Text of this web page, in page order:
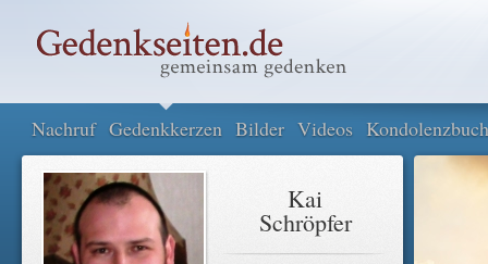
Nachruf Gedenkkerzen Bilder Videos Kondolenzbuch
Kai
Schröpfer